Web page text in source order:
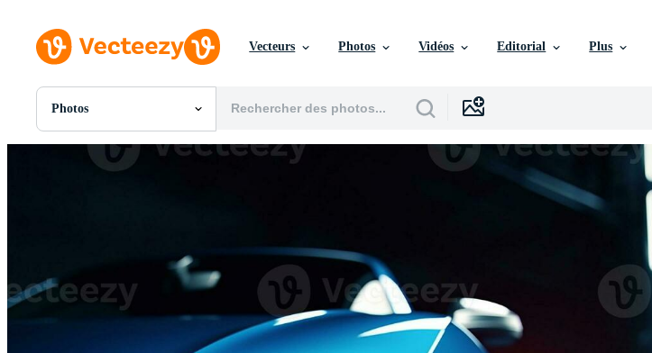
Vecteurs Photos Vidéos Editorial Plus
Photos
Toutes Images
Photos
PNGs
Images Éditoriales
Événements Éditoriaux